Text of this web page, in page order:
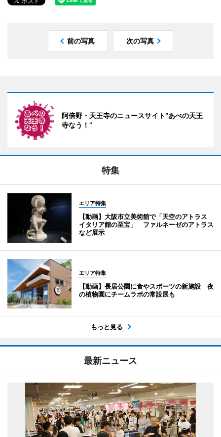
前の写真 次の写真
阿倍野・天王寺のニュースサイト“あべの天王
寺なう！”
特集
エリア特集
【動画】大阪市立美術館で「天空のアトラス
イタリア館の至宝」 ファルネーゼのアトラス
など展示
エリア特集
【動画】長居公園に食やスポーツの新施設 夜
の植物園にチームラボの常設展も
もっと見る
最新ニュース